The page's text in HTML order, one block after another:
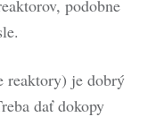
podobne
reaktory) je dobrý
dať dokopy